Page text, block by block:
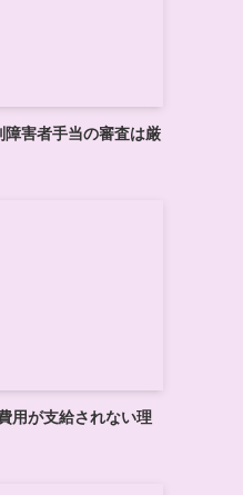
害者手当の審査は厳
用が支給されない理